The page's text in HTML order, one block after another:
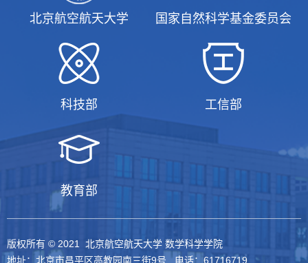
北京航空航天大学 国家自然科学基金委员会
科技部 工信部
教育部
版权所有 © 2021 北京航空航天大学 数学科学学院
地址：北京市昌平区高教园南三街9号 电话：61716719